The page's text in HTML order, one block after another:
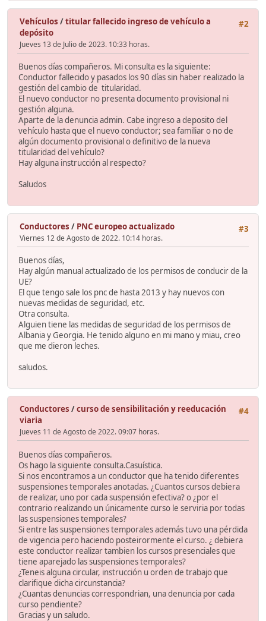
#2
Vehículos /titular fallecido ingreso de vehículo a
depósito
Jueves 13 de Julio de 2023. 10:33 horas.
Buenos días compañeros. Mi consulta es la siguiente:
Conductor fallecido y pasados los 90 días sin haber realizado la
gestión del cambio de titularidad.
El nuevo conductor no presenta documento provisional ni
gestión alguna.
Aparte de la denuncia admin. Cabe ingreso a deposito del
vehículo hasta que el nuevo conductor; sea familiar o no de
algún documento provisional o definitivo de la nueva
titularidad del vehículo?
Hay alguna instrucción al respecto?
Saludos
#3
Conductores / PNC europeo actualizado
Viernes 12 de Agosto de 2022. 10:14 horas.
Buenos días,
Hay algún manual actualizado de los permisos de conducir de la
UE?
El que tengo sale los pnc de hasta 2013 y hay nuevos con
nuevas medidas de seguridad, etc.
Otra consulta.
Alguien tiene las medidas de seguridad de los permisos de
Albania y Georgia. He tenido alguno en mi mano y miau, creo
que me dieron leches.
saludos.
#4
Conductores /curso de sensibilitación y reeducación
viaria
Jueves 11 de Agosto de 2022. 09:07 horas.
Buenos días compañeros.
Os hago la siguiente consulta.Casuística.
Si nos encontramos a un conductor que ha tenido diferentes
suspensiones temporales anotadas. ¿Cuantos cursos debiera
de realizar, uno por cada suspensión efectiva? o ¿por el
contrario realizando un únicamente curso le serviria por todas
las suspensiones temporales?
Si entre las suspensiones temporales además tuvo una pérdida
de vigencia pero haciendo posteirormente el curso. ¿ debiera
este conductor realizar tambien los cursos presenciales que
tiene aparejado las suspensiones temporales?
¿Teneis alguna circular, instrucción u orden de trabajo que
clarifique dicha circunstancia?
¿Cuantas denuncias correspondrian, una denuncia por cada
curso pendiente?
Gracias y un saludo.